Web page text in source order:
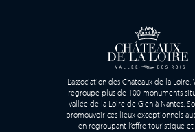
L’association des Châteaux de la
regroupe plus de 100 monuments
vallée de la Loire de Gien à Nantes.
promouvoir ces lieux exceptionnels
en regroupant l’offre touristique